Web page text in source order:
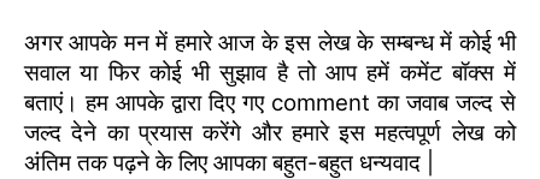
अगर आपके मन में हमारे आज के इस लेख के सम्बन्ध में कोई भी
सवाल या फिर कोई भी सुझाव है तो आप हमें कमेंट बॉक्स में
बताएं। हम आपके द्वारा दिए गए comment का जवाब जल्द से
जल्द देने का प्रयास करेंगे और हमारे इस महत्वपूर्ण लेख को
अंतिम तक पढ़ने के लिए आपका बहुत-बहुत धन्यवाद |